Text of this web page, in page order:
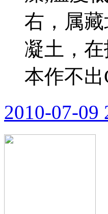
右，属
凝土，
本作不
2010-07-09